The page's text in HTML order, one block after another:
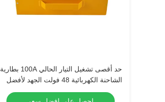
حد أقصى تشغيل التيار الحالي 100A بطارية
الشاحنة الكهربائية 48 فولت الجهد لأفضل